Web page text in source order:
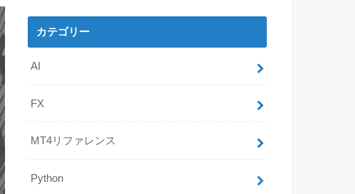
カテゴリー
AI
FX
MT4リファレンス
Python